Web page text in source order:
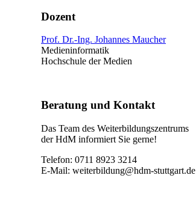
Dozent
Prof. Dr.-Ing. Johannes Maucher
Medieninformatik
Hochschule der Medien
Beratung und Kontakt
Das Team des Weiterbildungszentrums
der HdM informiert Sie gerne!
Telefon: 0711 8923 3214
E-Mail: weiterbildung@hdm-stuttgart.de